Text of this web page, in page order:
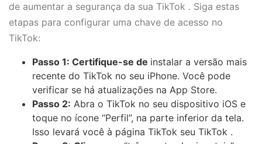
de aumentar a segurança da sua TikTok . Siga estas
etapas para configurar uma chave de acesso no
TikTok:
Passo 1: Certifique-se de instalar a versão mais
recente do TikTok no seu iPhone. Você pode
verificar se há atualizações na App Store.
Passo 2: Abra o TikTok no seu dispositivo iOS e
toque no ícone “Perfil”, na parte inferior da tela.
Isso levará você à página TikTok seu TikTok .